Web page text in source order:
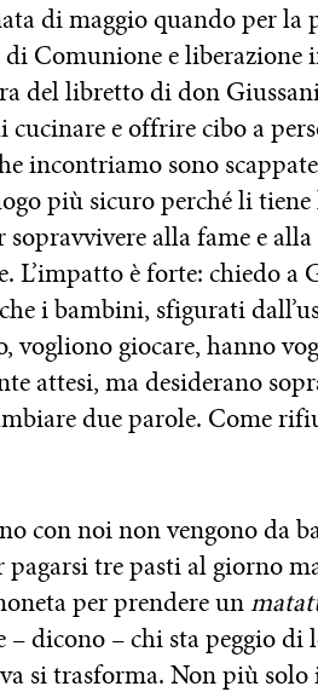
di maggio quando per
Comunione e liberazione
del libretto di don
cucinare e offrire cibo a
incontriamo sono
più sicuro perché li
alla fame e
L’impatto è forte: chiedo
i bambini, sfigurati
vogliono giocare, hanno
attesi, ma desiderano
due parole. Come
con noi non vengono da
pagarsi tre pasti al giorno
per prendere un
dicono – chi sta peggio
si trasforma. Non più solo